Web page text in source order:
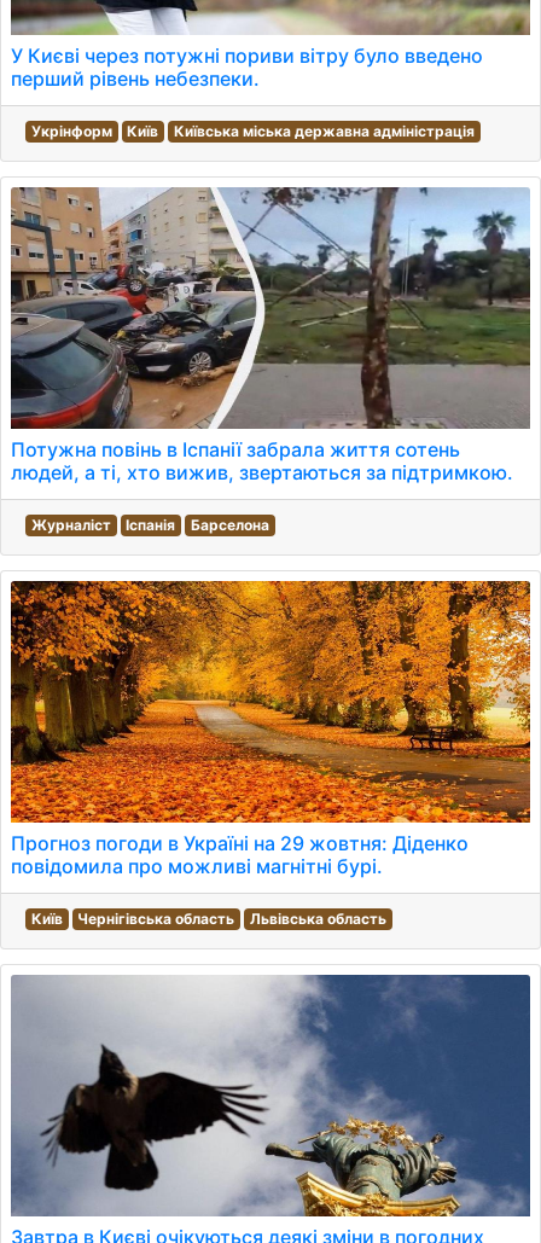
У Києві через потужні пориви вітру було введено
перший рівень небезпеки.
Укрінформ Київ Київська міська державна адміністрація
Потужна повінь в Іспанії забрала життя сотень
людей, а ті, хто вижив, звертаються за підтримкою.
Журналіст Іспанія Барселона
Прогноз погоди в Україні на 29 жовтня: Діденко
повідомила про можливі магнітні бурі.
Київ Чернігівська область Львівська область
Завтра в Києві очікуються деякі зміни в погодних